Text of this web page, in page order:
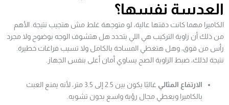
العدسة نفسها؟
الكاميرا مهما كانت دقتها عالية، لو متوجهة غلط مش هتجيب نتيجة. الأهم
من ذلك أن زاوية التركيب هي اللي بتحدد هل هتشوف الوجه بوضوح ولا مجرد
رأس من فوق، وهل هتغطي المساحة بالكامل ولا تسيب فراغات خطيرة.
نتيجة لذلك، ضبط الزاوية الصح يساوي أمان أعلى بنفس الجهاز.
الارتفاع المثالي
غالبًا يكون بين 2.5 إلى 3.5 متر، لأنه يمنع العبث
بالكاميرا ويعطي مجال رؤية واسع بدون تشويه.